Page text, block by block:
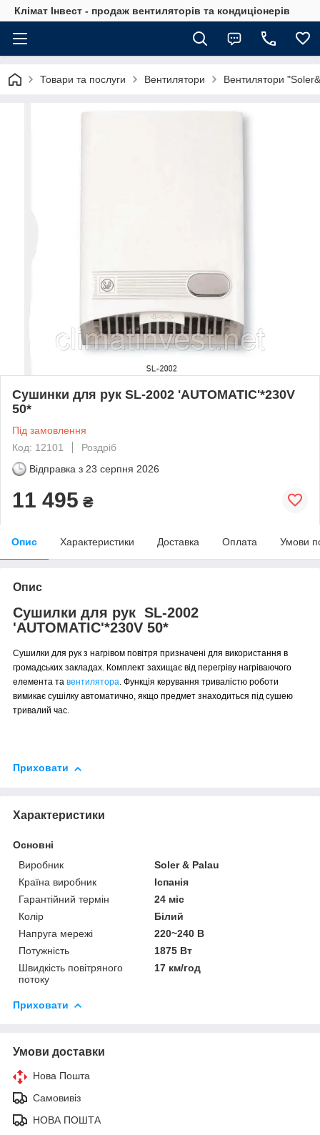
Клімат Інвест - продаж вентиляторів та кондиціонерів
Товари та послуги Вентилятори Вентилятори
Сушинки для рук SL-2002 'AUTOMATIC'*230V
50*
Під замовлення
Код: 12101
Роздріб
Відправка з 23 серпня 2026
11 495 ₴
Опис Характеристики Доставка Оплата Умови
Опис
Сушилки для рук SL-2002
'AUTOMATIC'*230V 50*
Сушилки для рук з нагрівом повітря призначені для використання в
громадських закладах. Комплект захищає від перегріву нагріваючого
елемента та вентилятора. Функція керування тривалістю роботи
вимикає сушілку автоматично, якщо предмет знаходиться під сушею
тривалий час.
Приховати
Характеристики
Основні
Виробник
Soler & Palau
Країна виробник
Іспанія
Гарантійний термін
24 міс
Колір
Білий
Напруга мережі
220~240 В
Потужність
1875 Вт
Швидкість повітряного
потоку
17 км/год
Приховати
Умови доставки
Нова Пошта
Самовивіз
НОВА ПОШТА